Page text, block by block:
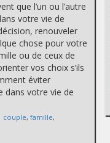
que l’un ou l’autre
votre vie de
renouveler
chose pour votre
ou de ceux de
vos choix s’ils
éviter
dans votre vie de
couple,famille,